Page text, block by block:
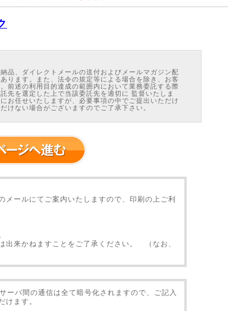
品、ダイレクトメールの送付およびメールマガジン配
ります。また、法令の規定等による場合を除き、お客
前述の利用目的達成の範囲内において業務委託する際
先を選定した上で当該委託先を適切に 監督いたしま
お任せいたしますが、必要事項の中でご提出いただけ
けない場合がございますのでご了承下さい。
にお客様の「Cookie情報」を収集する場合がありま
利用して、記録保管を目的として、ウェブサイトが
報のことです。Cookieは、特定のサイトでユーザーが
せることができます。なお、ユーザーのコンピュー
ることはできません。大半のブラウザは、Cookieを受
あります。
す。また本教材を購入された本人及び、施設のスタッ
とを一切禁じます。本教材をあらゆる手段（コピー、
ションなど）にて複製、転載、転売及びインターネッ
い解決します。上記規定に違反した場合、違約件数×
に従い、請求します。上記規定の禁止事項を発見され
ご承諾頂いたものとみなします。本教材の内容を活用
頂きご活用ください。
電話：0745-22-6439）まで、ご購入商品、お名前、
メールにてご案内いたしますので、印刷の上ご利
出来かねますことをご了承ください。 （なお、
バ間の通信は全て暗号化されますので、ご記入
けます。